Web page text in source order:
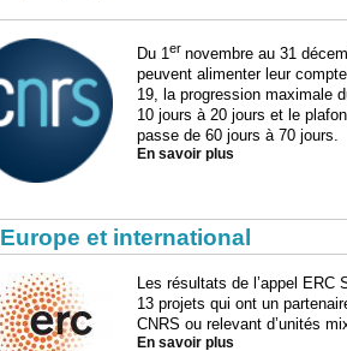
Du 1 er novembre au 31
peuvent alimenter leur
19, la progression maximale
10 jours à 20 jours et le
passe de 60 jours à 70 jours.
En savoir plus
Europe et international
Les résultats de l’appel ERC
13 projets qui ont un
CNRS ou relevant d’unités
En savoir plus